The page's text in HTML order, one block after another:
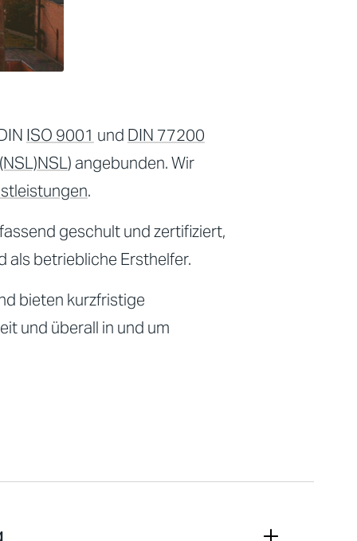
ISO 9001 und DIN 77200
NSL) angebunden. Wir
.
geschult und zertifiziert,
als betriebliche Ersthelfer.
bieten kurzfristige
und überall in und um